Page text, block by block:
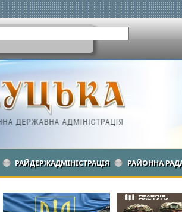
РАЙДЕРЖАДМІНІСТРАЦІЯ РАЙОННА